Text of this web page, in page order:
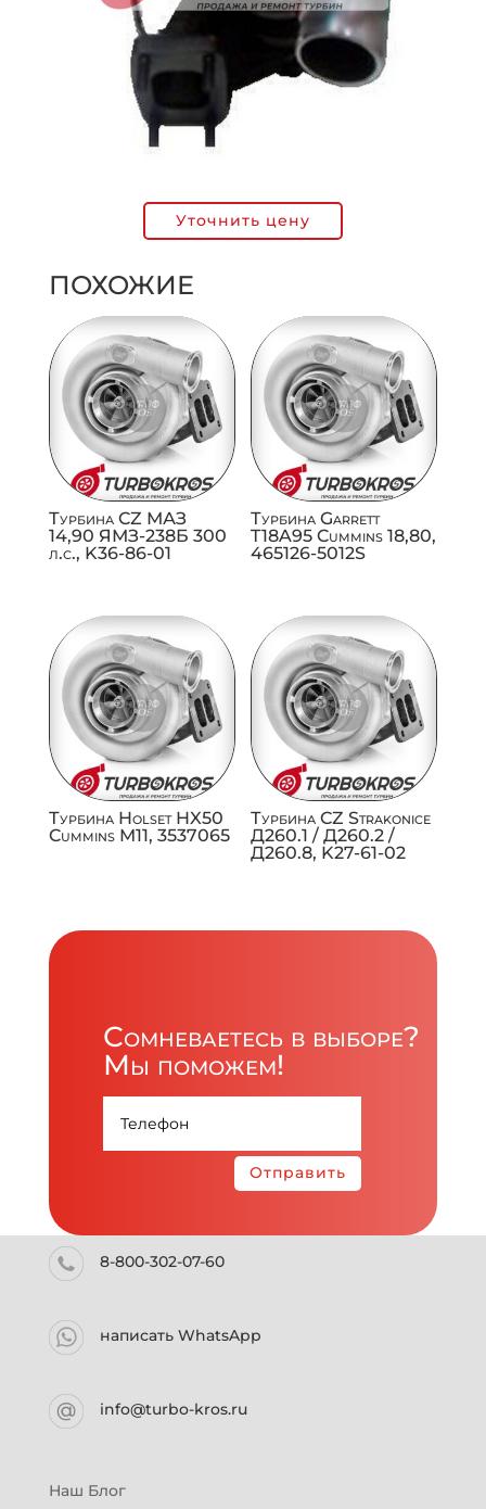
Уточнить цену
ПОХОЖИЕ
Турбина CZ МАЗ
14,90 ЯМЗ-238Б 300
л.с., K36-86-01
Турбина Garrett
T18A95 Cummins 18,80,
465126-5012S
Турбина Holset HX50
Cummins M11, 3537065
Турбина CZ Strakonice
Д260.1 / Д260.2 /
Д260.8, K27-61-02
Сомневаетесь в выборе?
Мы поможем!
Отправить
8-800-302-07-60
написать WhatsApp
info@turbo-kros.ru
Наш Блог